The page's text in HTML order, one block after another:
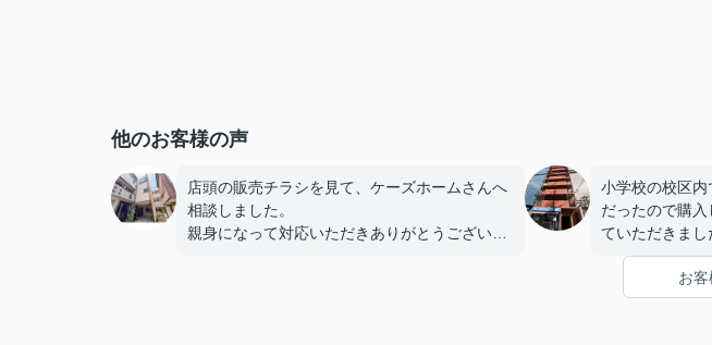
他のお客様の声
店頭の販売チラシを見て、ケーズホームさんへ
相談しました。
親身になって対応いただきありがとうございま
小学校の校区内
だったので購
ていただきまし
お